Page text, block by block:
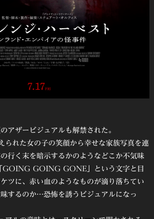
アザービジュアルも解禁された。
られた女の子の笑顔から幸せな家族写真を連
行く末を暗示するかのようなどこか不気味
GOING GOING GONE」という文字と目
ツに、赤い血のようなものが滴り落ちてい
するのか…恐怖を誘うビジュアルになっ